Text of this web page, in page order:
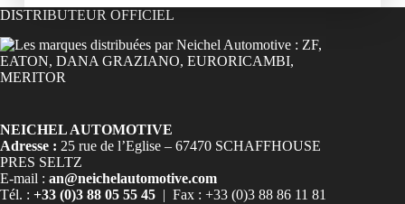
DISTRIBUTEUR OFFICIEL
NEICHEL AUTOMOTIVE
Adresse : 25 rue de l’Eglise – 67470 SCHAFFHOUSE
PRES SELTZ
E-mail : an@neichelautomotive.com
Tél. : +33 (0)3 88 05 55 45 | Fax : +33 (0)3 88 86 11 81